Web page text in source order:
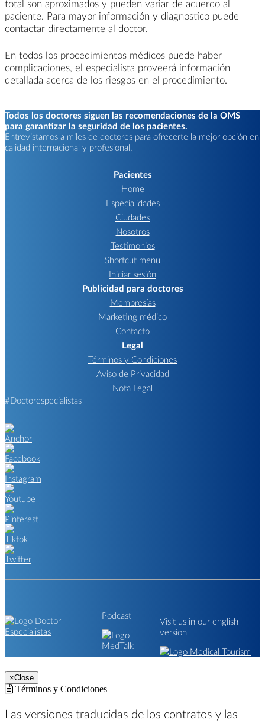
total son aproximados y pueden variar de acuerdo al
paciente. Para mayor información y diagnostico puede
contactar directamente al doctor.
En todos los procedimientos médicos puede haber
complicaciones, el especialista proveerá información
detallada acerca de los riesgos en el procedimiento.
Todos los doctores siguen las recomendaciones de la OMS
para garantizar la seguridad de los pacientes.
Entrevistamos a miles de doctores para ofrecerte la mejor opción en
calidad internacional y profesional.
Pacientes
Home
Especialidades
Ciudades
Nosotros
Testimonios
Shortcut menu
Iniciar sesión
Publicidad para doctores
Membresías
Marketing médico
Contacto
Legal
Términos y Condiciones
Aviso de Privacidad
Nota Legal
#Doctorespecialistas
Podcast
Visit us in our english
version
×Close
Términos y Condiciones
Las versiones traducidas de los contratos y las